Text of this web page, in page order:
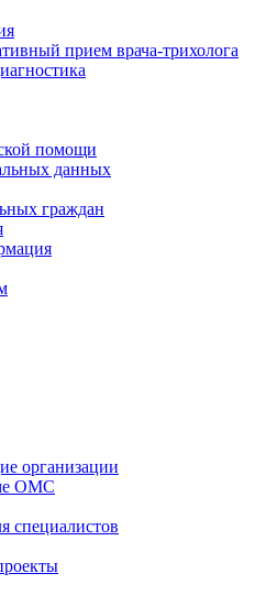
прием врача-трихолога
помощи
данных
граждан
организации
ОМС
специалистов